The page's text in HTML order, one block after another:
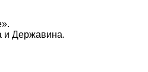
и Державина.